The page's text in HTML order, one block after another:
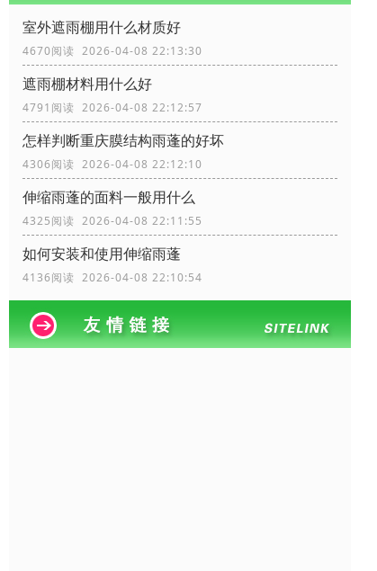
室外遮雨棚用什么材质好
4670阅读 2026-04-08 22:13:30
遮雨棚材料用什么好
4791阅读 2026-04-08 22:12:57
怎样判断重庆膜结构雨蓬的好坏
4306阅读 2026-04-08 22:12:10
伸缩雨蓬的面料一般用什么
4325阅读 2026-04-08 22:11:55
如何安装和使用伸缩雨蓬
4136阅读 2026-04-08 22:10:54